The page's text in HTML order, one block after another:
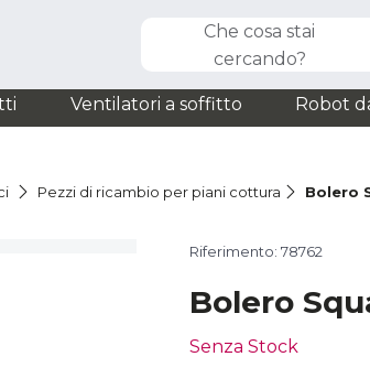
Che cosa stai
cercando?
Ventilatori a soffitto Robot
Pezzi di ricambio per piani cottura Bolero
Riferimento: 78762
Bolero
Senza Stock